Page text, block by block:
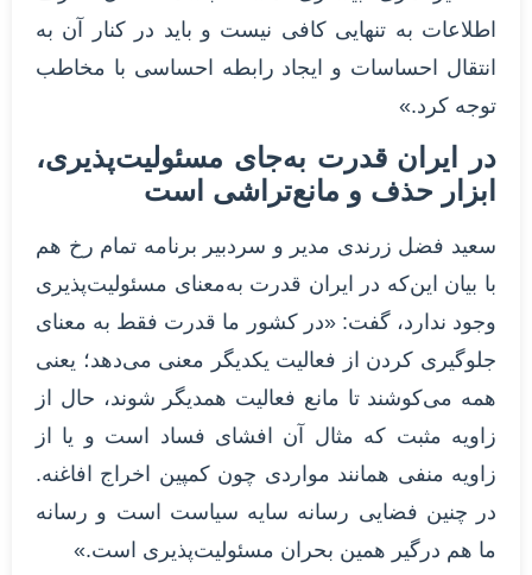
اطلاعات به تنهایی کافی نیست و باید در کنار آن به
انتقال احساسات و ایجاد رابطه احساسی با مخاطب
توجه کرد.»
در ایران قدرت به‌جای مسئولیت‌پذیری،
ابزار حذف و مانع‌تراشی است
سعید فضل زرندی مدیر و سردبیر برنامه تمام رخ هم
با بیان این‌که در ایران قدرت به‌معنای مسئولیت‌پذیری
وجود ندارد، گفت: «در کشور ما قدرت فقط به معنای
جلوگیری کردن از فعالیت یکدیگر معنی می‌دهد؛ یعنی
همه می‌کوشند تا مانع فعالیت همدیگر شوند، حال از
زاویه مثبت که مثال آن افشای فساد است و یا از
زاویه منفی همانند مواردی چون کمپین اخراج افاغنه.
در چنین فضایی رسانه سایه سیاست است و رسانه
ما هم درگیر همین بحران مسئولیت‌پذیری است.»